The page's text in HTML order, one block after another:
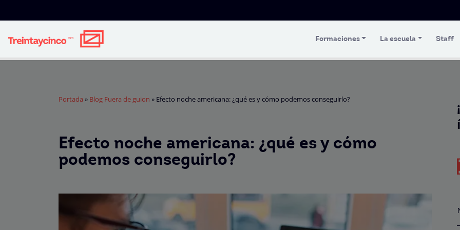
Formaciones La escuela Staff
Portada » Blog Fuera de guion » Efecto noche americana: ¿qué es y cómo podemos conseguirlo?
Efecto noche americana: ¿qué es y cómo
podemos conseguirlo?